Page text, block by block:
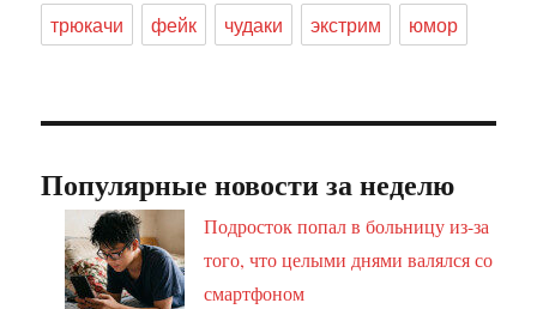
трюкачи
фейк чудаки экстрим юмор
Популярные новости за неделю
Подросток попал в больницу из-за
того, что целыми днями валялся со
смартфоном